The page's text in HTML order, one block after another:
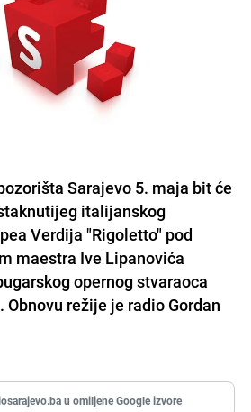
Sarajevo 5. maja bit će
italijanskog
Verdija "Rigoletto" pod
maestra Ive Lipanovića
opernog stvaraoca
. Obnovu režije je radio Gordan
u omiljene Google izvore